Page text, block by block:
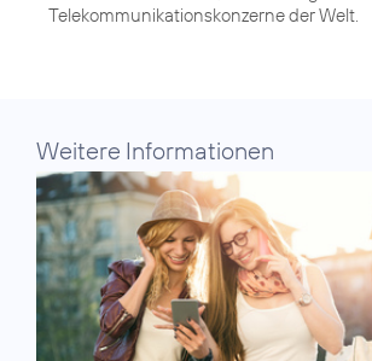
Telekommunikationskonzerne der Welt.
Weitere Informationen